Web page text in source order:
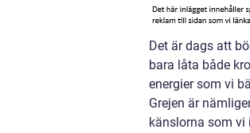
Det är dags att
bara låta både
energier som vi
Grejen är
känslorna som vi